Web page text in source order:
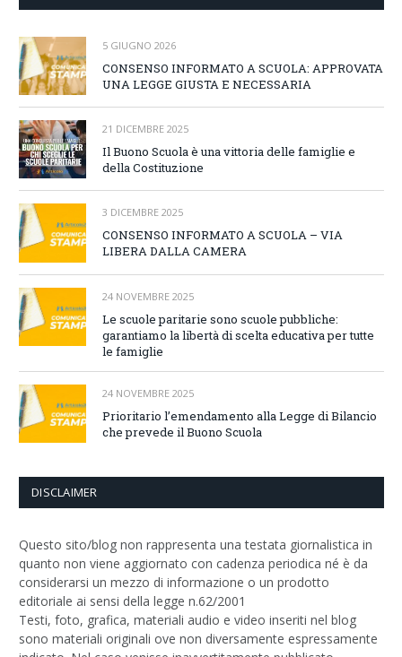
5 GIUGNO 2026
CONSENSO INFORMATO A SCUOLA: APPROVATA
UNA LEGGE GIUSTA E NECESSARIA
21 DICEMBRE 2025
Il Buono Scuola è una vittoria delle famiglie e
della Costituzione
3 DICEMBRE 2025
CONSENSO INFORMATO A SCUOLA – VIA
LIBERA DALLA CAMERA
24 NOVEMBRE 2025
Le scuole paritarie sono scuole pubbliche:
garantiamo la libertà di scelta educativa per tutte
le famiglie
24 NOVEMBRE 2025
Prioritario l’emendamento alla Legge di Bilancio
che prevede il Buono Scuola
DISCLAIMER
Questo sito/blog non rappresenta una testata giornalistica in
quanto non viene aggiornato con cadenza periodica né è da
considerarsi un mezzo di informazione o un prodotto
editoriale ai sensi della legge n.62/2001
Testi, foto, grafica, materiali audio e video inseriti nel blog
sono materiali originali ove non diversamente espressamente